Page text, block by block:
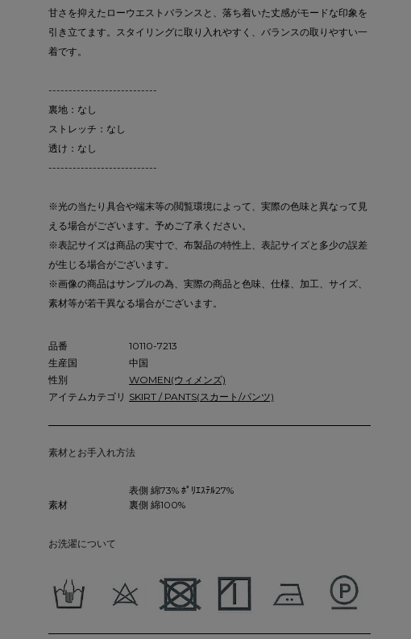
甘さを抑えたローウエストバランスと、落ち着いた丈感がモードな印象を
引き立てます。スタイリングに取り入れやすく、バランスの取りやすい一
着です。
---------------------------
裏地：なし
ストレッチ：なし
透け：なし
---------------------------
※光の当たり具合や端末等の閲覧環境によって、実際の色味と異なって見
える場合がございます。予めご了承ください。
※表記サイズは商品の実寸で、布製品の特性上、表記サイズと多少の誤差
が生じる場合がございます。
※画像の商品はサンプルの為、実際の商品と色味、仕様、加工、サイズ、
素材等が若干異なる場合がございます。
品番
10110-7213
生産国
中国
性別
WOMEN(ウィメンズ)
アイテムカテゴリ SKIRT / PANTS(スカート/パンツ)
素材とお手入れ方法
素材
表側 綿73% ﾎﾟﾘｴｽﾃﾙ27%
裏側 綿100%
お洗濯について